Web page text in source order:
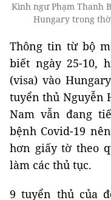
Kình ngư Phạm Thanh
Hungary trong
Thông tin từ bộ
biết ngày 25-10,
(visa) vào
tuyển thủ Nguyễn
Nam vẫn đang
bệnh Covid-19
hơn giấy tờ theo
làm các thủ tục.
9 tuyển thủ của